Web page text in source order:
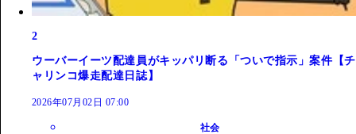
2
ウーバーイーツ配達員がキッパリ断る「ついで指示」案件【チ
ャリンコ爆走配達日誌】
2026年07月02日 07:00
社会